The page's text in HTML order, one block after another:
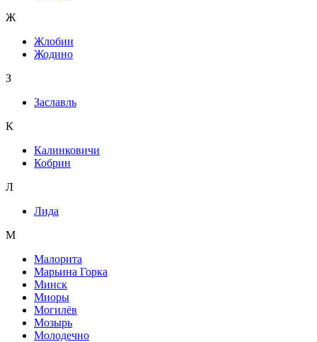
Ж
Жлобин
Жодино
З
Заславль
К
Калинковичи
Кобрин
Л
Лида
М
Малорита
Марьина Горка
Минск
Миоры
Могилёв
Мозырь
Молодечно